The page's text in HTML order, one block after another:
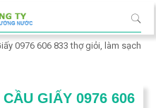
0976 606 833 thợ giỏi, làm sạch
GIẤY 0976 606